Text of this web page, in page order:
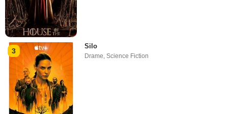
3
Silo
Drame,Science Fiction